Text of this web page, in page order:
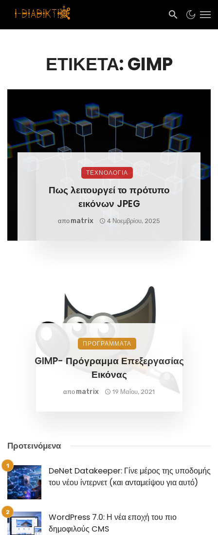
ΕΤΙΚΈΤΑ: GIMP
ΤΕΧΝΟΛΟΓΙΑ
Πως λειτουργεί το πρότυπο
εικόνων JPEG
απο Matrix 4 Νοεμβρίου, 2025
ΠΡΟΓΡΑΜΜΑΤΑ
GIMP- Πρόγραμμα Επεξεργασίας
Εικόνας
απο Matrix 19 Μαΐου, 2021
Προτεινόμενα
DeNet Datakeeper: Γίνε μέρος της υποδομής
του νέου ίντερνετ (και ανταμείψου για αυτό)
WordPress 7.0: Η νέα εποχή του πιο
δημοφιλούς CMS